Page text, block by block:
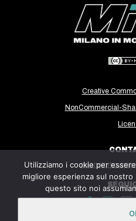
Creative
NonCommercial-
Utilizziamo i cookie per
migliore esperienza sul
questo sito noi